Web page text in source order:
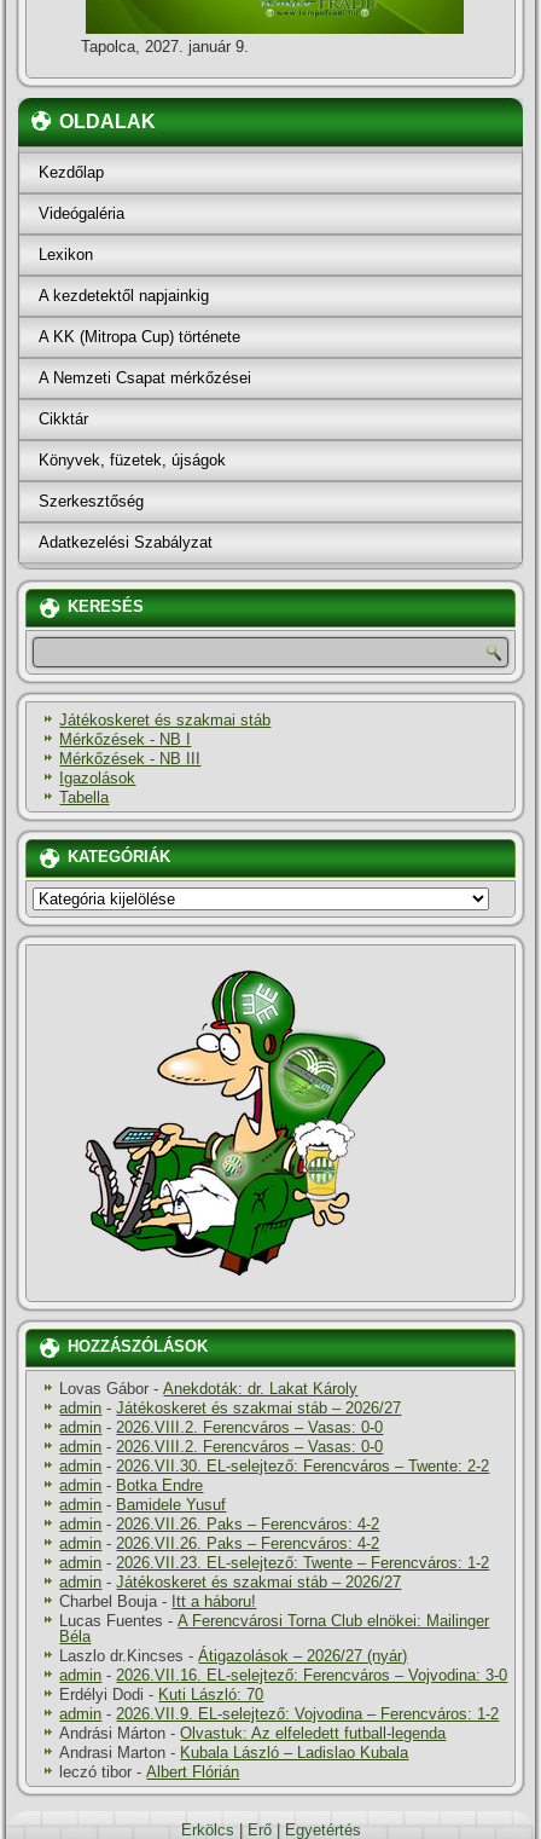
Tapolca, 2027. január 9.
OLDALAK
Kezdőlap
Videógaléria
Lexikon
A kezdetektől napjainkig
A KK (Mitropa Cup) története
A Nemzeti Csapat mérkőzései
Cikktár
Könyvek, füzetek, újságok
Szerkesztőség
Adatkezelési Szabályzat
KERESÉS
Játékoskeret és szakmai stáb
Mérkőzések - NB I
Mérkőzések - NB III
Igazolások
Tabella
KATEGÓRIÁK
KATEGÓRIÁK
HOZZÁSZÓLÁSOK
Lovas Gábor -Anekdoták: dr. Lakat Károly
admin -Játékoskeret és szakmai stáb – 2026/27
admin - 2026.VIII.2. Ferencváros – Vasas: 0-0
admin - 2026.VIII.2. Ferencváros – Vasas: 0-0
admin - 2026.VII.30. EL-selejtező: Ferencváros – Twente: 2-2
admin - Botka Endre
admin - Bamidele Yusuf
admin - 2026.VII.26. Paks – Ferencváros: 4-2
admin - 2026.VII.26. Paks – Ferencváros: 4-2
admin - 2026.VII.23. EL-selejtező: Twente – Ferencváros: 1-2
admin -Játékoskeret és szakmai stáb – 2026/27
Charbel Bouja - Itt a háboru!
Lucas Fuentes -A Ferencvárosi Torna Club elnökei: Mailinger
Béla
Laszlo dr.Kincses -Átigazolások – 2026/27 (nyár)
admin - 2026.VII.16. EL-selejtező: Ferencváros – Vojvodina: 3-0
Erdélyi Dodi - Kuti László: 70
admin - 2026.VII.9. EL-selejtező: Vojvodina – Ferencváros: 1-2
Andrási Márton -Olvastuk: Az elfeledett futball-legenda
Andrasi Marton - Kubala László – Ladislao Kubala
leczó tibor -Albert Flórián
Erkölcs Erő| Egyetértés